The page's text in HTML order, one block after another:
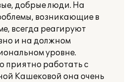
добрые люди. На
возникающие в
всегда реагируют
и на должном
уровне.
приятно работать с
Кашековой она очень